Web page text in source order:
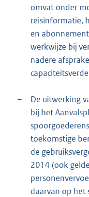
omvat onder
reisinformatie,
en
werkwijze bij
nadere
–
De uitwerking
bij het
toekomstige
de
2014 (ook
daarvan op het